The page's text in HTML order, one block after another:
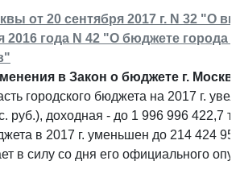
от 20 сентября 2017 г. N 32 "О
2016 года N 42 "О бюджете
в Закон о бюджете г.
городского бюджета на 2017 г.
руб.), доходная - до 1 996 996 422,7
в 2017 г. уменьшен до 214 424
в силу со дня его официального